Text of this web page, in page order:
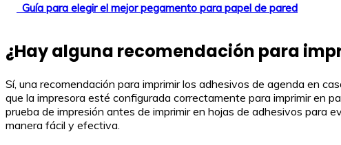
Guía para elegir el mejor pegamento para papel de pared
¿Hay alguna recomendación para
Sí, una recomendación para imprimir los adhesivos de agenda en
que la impresora esté configurada correctamente para imprimir en
prueba de impresión antes de imprimir en hojas de adhesivos para
manera fácil y efectiva.